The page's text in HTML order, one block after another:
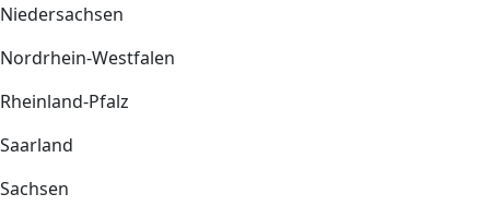
Niedersachsen
Nordrhein-Westfalen
Rheinland-Pfalz
Saarland
Sachsen